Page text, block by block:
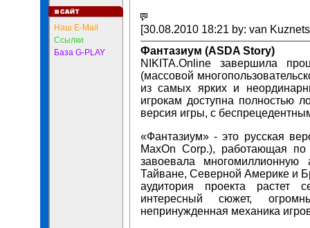
Наш E-Mail
Ссылки
База G-PLAY
[30.08.2010 18:21 by: van
Фантазиум (ASDA Story)
NIKITA.Online завершила
(массовой
из самых ярких и
игрокам доступна полностью
версия игры, с
«Фантазиум» - это русская
MaxOn Corp.), работающая по
завоевала
Тайване, Северной Америке и
аудитория проекта растет
интересный сюжет,
непринужденная механика